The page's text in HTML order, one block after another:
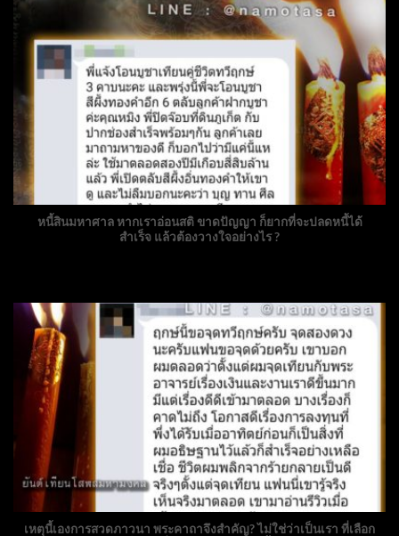
หนี้สินมหาศาล หากเราอ่อนสติ ขาดปัญญา ก็ยากที่จะปลดหนี้ได้
สำเร็จ แล้วต้องวางใจอย่างไร ?
เหตุนี้เองการสวดภาวนา พระคาถาจึงสำคัญ? ไม่ใช่ว่าเป็นเรา ที่เลือก